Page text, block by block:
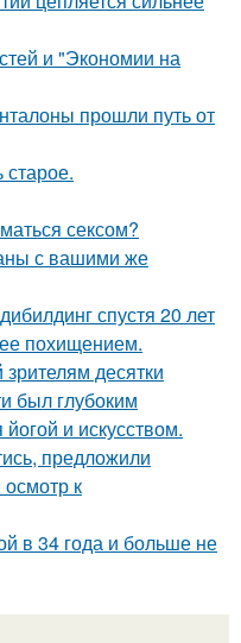
и "Экономии на
прошли путь от
сексом?
с вашими же
спустя 20 лет
похищением.
десятки
был глубоким
и искусством.
предложили
к
в 34 года и больше не